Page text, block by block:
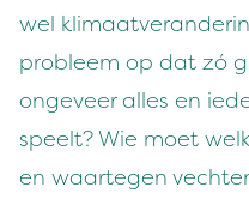
wel
probleem op dat zó
ongeveer alles en
speelt? Wie moet
en waartegen